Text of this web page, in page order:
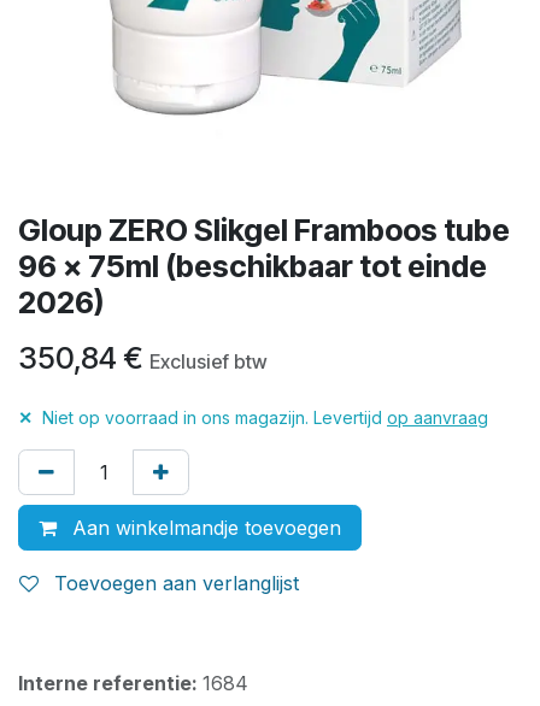
Gloup ZERO Slikgel Framboos tube
96 x 75ml (beschikbaar tot einde
2026)
350,84 € Exclusief btw
✕ Niet op voorraad in ons magazijn. Levertijd op aanvraag
Aan winkelmandje toevoegen
Toevoegen aan verlanglijst
Interne referentie: 1684